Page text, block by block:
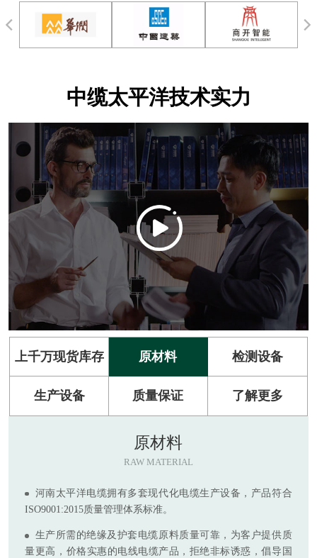
中缆太平洋技术实力
上千万现货库存 原材料 检测设备
生产设备 质量保证 了解更多
原材料
RAW MATERIAL
河南太平洋电缆拥有多套现代化电缆生产设备，产品符合
ISO9001:2015质量管理体系标准。
生产所需的绝缘及护套电缆原料质量可靠，为客户提供质
量更高，价格实惠的电线电缆产品，拒绝非标诱惑，倡导国